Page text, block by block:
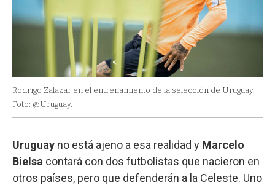
Rodrigo Zalazar en el entrenamiento de la selección de Uruguay.
Foto: @Uruguay.
Uruguay no está ajeno a esa realidad y Marcelo
Bielsa contará con dos futbolistas que nacieron en
otros países, pero que defenderán a la Celeste. Uno